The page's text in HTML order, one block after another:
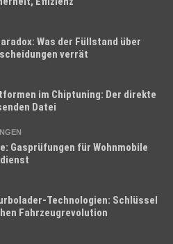
Was der Füllstand über
verrät
im Chiptuning: Der direkte
Datei
Gasprüfungen für Wohnmobile
Technologien: Schlüssel
Fahrzeugrevolution